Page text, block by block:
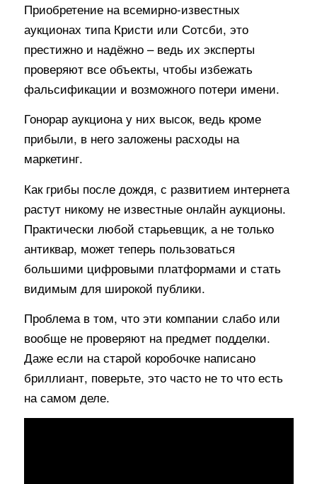
Приобретение на всемирно-известных
аукционах типа Кристи или Сотсби, это
престижно и надёжно – ведь их эксперты
проверяют все объекты, чтобы избежать
фальсификации и возможного потери имени.
Гонорар аукциона у них высок, ведь кроме
прибыли, в него заложены расходы на
маркетинг.
Как грибы после дождя, с развитием интернета
растут никому не известные онлайн аукционы.
Практически любой старьевщик, а не только
антиквар, может теперь пользоваться
большими цифровыми платформами и стать
видимым для широкой публики.
Проблема в том, что эти компании слабо или
вообще не проверяют на предмет подделки.
Даже если на старой коробочке написано
бриллиант, поверьте, это часто не то что есть
на самом деле.